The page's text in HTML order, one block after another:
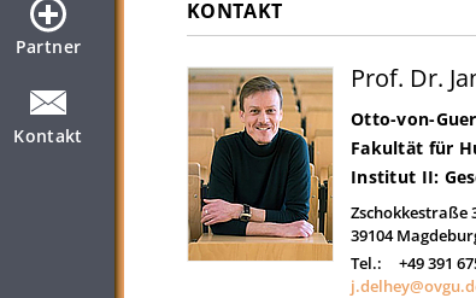
Partner
Kontakt
KONTAKT
Prof. Dr.
Otto-von-
Fakultät für
Institut II:
Zschokkestraße
39104
Tel.:
+49 391